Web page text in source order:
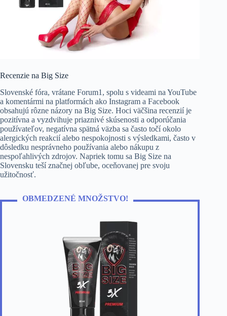
Recenzie na Big Size
Slovenské fóra, vrátane Forum1, spolu s videami na YouTube
a komentármi na platformách ako Instagram a Facebook
obsahujú rôzne názory na Big Size. Hoci väčšina recenzií je
pozitívna a vyzdvihuje priaznivé skúsenosti a odporúčania
používateľov, negatívna spätná väzba sa často točí okolo
alergických reakcií alebo nespokojnosti s výsledkami, často v
dôsledku nesprávneho používania alebo nákupu z
nespoľahlivých zdrojov. Napriek tomu sa Big Size na
Slovensku teší značnej obľube, oceňovanej pre svoju
užitočnosť.
OBMEDZENÉ MNOŽSTVO!